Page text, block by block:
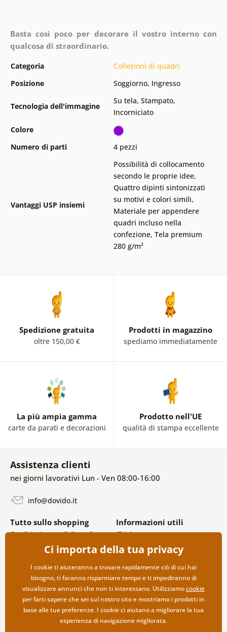
Basta così poco per decorare il vostro interno con
qualcosa di straordinario.
Categoria
Collezioni di quadri
Posizione
Soggiorno, Ingresso
Tecnologia dell'immagine
Su tela, Stampato,
Incorniciato
Colore
Numero di parti
4 pezzi
Vantaggi USP insiemi
Possibilità di collocamento
secondo le proprie idee,
Quattro dipinti sintonizzati
su motivi e colori simili,
Materiale per appendere
quadri incluso nella
confezione, Tela premium
280 g/m²
Spedizione gratuita
oltre 150,00 €
Prodotti in magazzino
spediamo immediatamente
La più ampia gamma
carte da parati e decorazioni
Prodotto nell'UE
qualità di stampa eccellente
Assistenza clienti
nei giorni lavorativi Lun - Ven 08:00-16:00
info@dovido.it
Tutto sullo shopping
Condizioni generali di vendita e
Politica sulla privacy
Opzioni di spedizione e
pagamento
Reso della merce
Informazioni utili
Chi siamo
FAQ
Contatti
Collaborazione all’ingrosso
Ci importa della tua privacy
I cookie ti aiuteranno a trovare rapidamente ciò di cui hai
bisogno, ti faranno risparmiare tempo e ti impediranno di
visualizzare annunci che non ti interessano. Utilizziamocookie
per farti sapere che sei sul nostro sito e mostriamo i prodotti in
base alle tue preferenze. I cookie ci aiutano a migliorare la tua
esperienza di navigazione migliorata.